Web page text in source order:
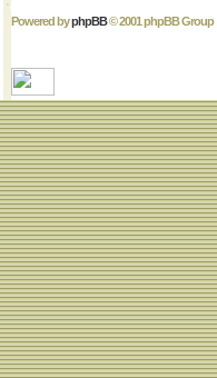
Powered byphpBB© 2001 phpBB Group